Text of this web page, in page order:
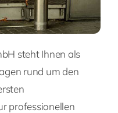
steht Ihnen als
rund um den
professionellen